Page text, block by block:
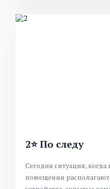
2⭐ По следу
Сегодня ситуация,
помещении